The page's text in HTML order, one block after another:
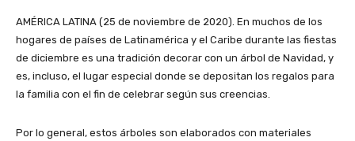
AMÉRICA LATINA (25 de noviembre de 2020). En muchos de los
hogares de países de Latinamérica y el Caribe durante las fiestas
de diciembre es una tradición decorar con un árbol de Navidad, y
es, incluso, el lugar especial donde se depositan los regalos para
la familia con el fin de celebrar según sus creencias.
Por lo general, estos árboles son elaborados con materiales